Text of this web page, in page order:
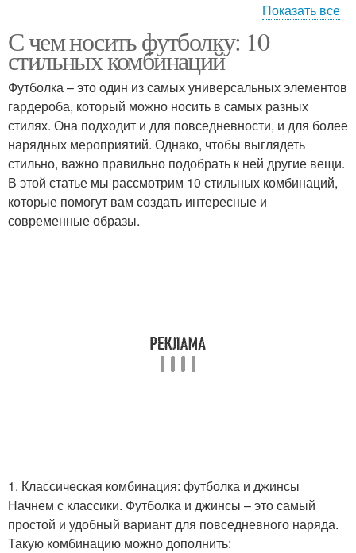
Пляжный стиль Популярные стили
Вечерний стиль
Рубашка в спортивном
стиле
Романтический стиль
Показать все
С чем носить футболку: 10
стильных комбинаций
Футболка – это один из самых универсальных элементов
гардероба, который можно носить в самых разных
стилях. Она подходит и для повседневности, и для более
нарядных мероприятий. Однако, чтобы выглядеть
стильно, важно правильно подобрать к ней другие вещи.
В этой статье мы рассмотрим 10 стильных комбинаций,
которые помогут вам создать интересные и
современные образы.
1. Классическая комбинация: футболка и джинсы
Начнем с классики. Футболка и джинсы – это самый
простой и удобный вариант для повседневного наряда.
Такую комбинацию можно дополнить: